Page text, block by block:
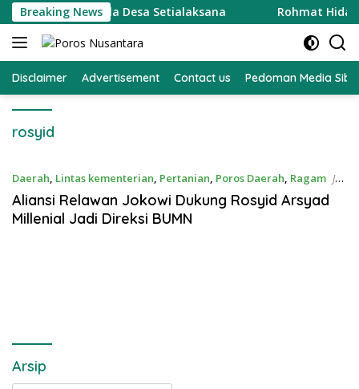
Langsung
ke
konten
Breaking News
Sebagai Kepala Desa Setialaksana Rohmat
Disclaimer Advertisement Contact us Pedoman Media
rosyid
Daerah, Lintas kementerian, Pertanian, Poros Daerah, Ragam Jan
19, 2020
Aliansi Relawan Jokowi Dukung Rosyid Arsyad
Millenial Jadi Direksi BUMN
Arsip